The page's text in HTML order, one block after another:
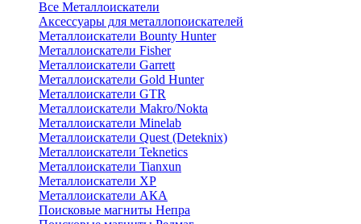
Все Металлоискатели
Аксессуары для металлопоискателей
Металлоискатели Bounty Hunter
Металлоискатели Fisher
Металлоискатели Garrett
Металлоискатели Gold Hunter
Металлоискатели GTR
Металлоискатели Makro/Nokta
Металлоискатели Minelab
Металлоискатели Quest (Deteknix)
Металлоискатели Teknetics
Металлоискатели Tianxun
Металлоискатели XP
Металлоискатели АКА
Поисковые магниты Непра